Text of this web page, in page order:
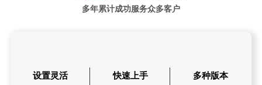
多年累计成功服务众多客户
设置灵活 快速上手 多种版本